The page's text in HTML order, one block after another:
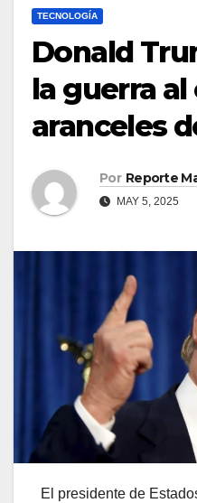
TECNOLOGÍA
Donald
la guerra al
aranceles
Por Reporte
MAY 5, 2025
El presidente de